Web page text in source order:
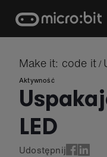
content
Make it: code it /
Aktywność
LED
Udostępnij